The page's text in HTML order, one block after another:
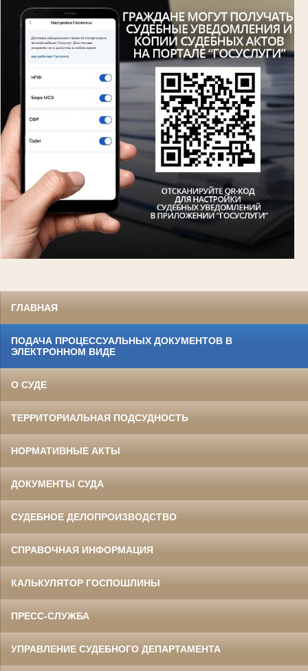
ГЛАВНАЯ
ПОДАЧА ПРОЦЕССУАЛЬНЫХ ДОКУМЕНТОВ В
ЭЛЕКТРОННОМ ВИДЕ
О СУДЕ
ТЕРРИТОРИАЛЬНАЯ ПОДСУДНОСТЬ
НОРМАТИВНЫЕ АКТЫ
ДОКУМЕНТЫ СУДА
СУДЕБНОЕ ДЕЛОПРОИЗВОДСТВО
СПРАВОЧНАЯ ИНФОРМАЦИЯ
КАЛЬКУЛЯТОР ГОСПОШЛИНЫ
ПРЕСС-СЛУЖБА
УПРАВЛЕНИЕ СУДЕБНОГО ДЕПАРТАМЕНТА